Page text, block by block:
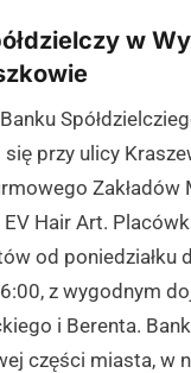
w
przy ulicy
Zakładów
Hair Art.
od poniedziałku
z wygodnym
i Berenta.
części miasta, w